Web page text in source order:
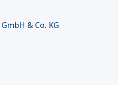
& Co. KG